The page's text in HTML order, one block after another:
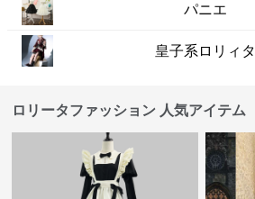
パニエ
皇子系ロリィタ
ロリータファッション 人気アイテム